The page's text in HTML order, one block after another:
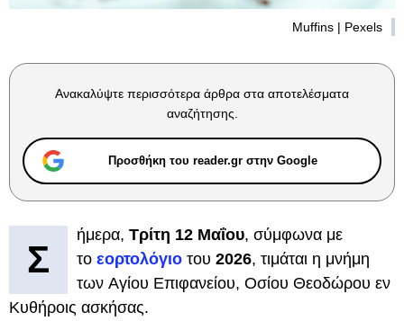
Muffins | Pexels
Ανακαλύψτε περισσότερα άρθρα στα αποτελέσματα
αναζήτησης.
Προσθήκη του reader.gr στην Google
Σ
ήμερα, Τρίτη 12 Μαΐου, σύμφωνα με
το εορτολόγιο του 2026, τιμάται η μνήμη
των Αγίου Επιφανείου, Οσίου Θεοδώρου εν
Κυθήροις ασκήσας.